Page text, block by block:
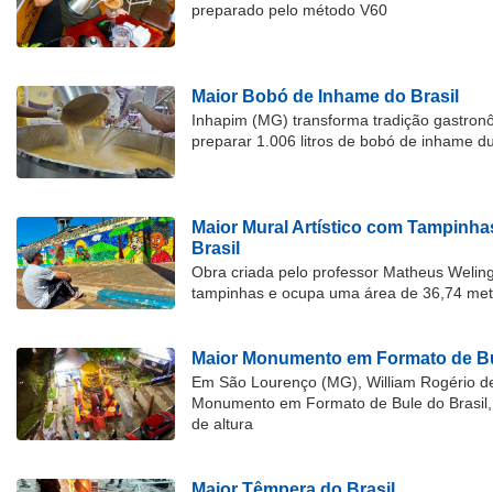
preparado pelo método V60
Maior Bobó de Inhame do Brasil
Inhapim (MG) transforma tradição
preparar 1.006 litros de bobó de inhame
Maior Mural Artístico com
Brasil
Obra criada pelo professor Matheus
tampinhas e ocupa uma área de 36,74
Maior Monumento em Formato de
Em São Lourenço (MG), William Rogério
Monumento em Formato de Bule do
de altura